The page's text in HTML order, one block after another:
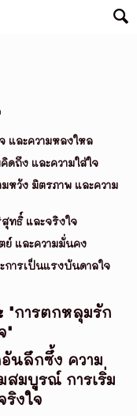
และความหลงใหล
ดถึง และความใส่ใจ
มหวัง มิตรภาพ และความ
ทธิ์ และจริงใจ
และความมั่นคง
ารเป็นแรงบันดาลใจ
"การตกหลุมรัก
"
นลึกซึ้ง ความ
สมบูรณ์ การเริ่ม
ริงใจ